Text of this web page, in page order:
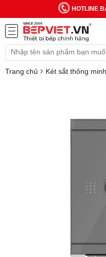
HOTLINE
Trang chủ Két sắt thông minh